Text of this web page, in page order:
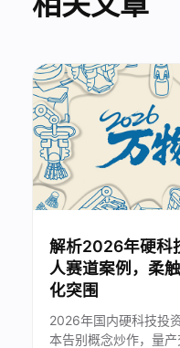
解析2026年硬科
人赛道案例，柔
化突围
2026年国内硬科技投
本告别概念炒作，量